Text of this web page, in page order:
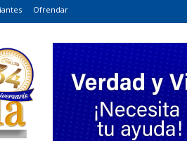
Ofrendar